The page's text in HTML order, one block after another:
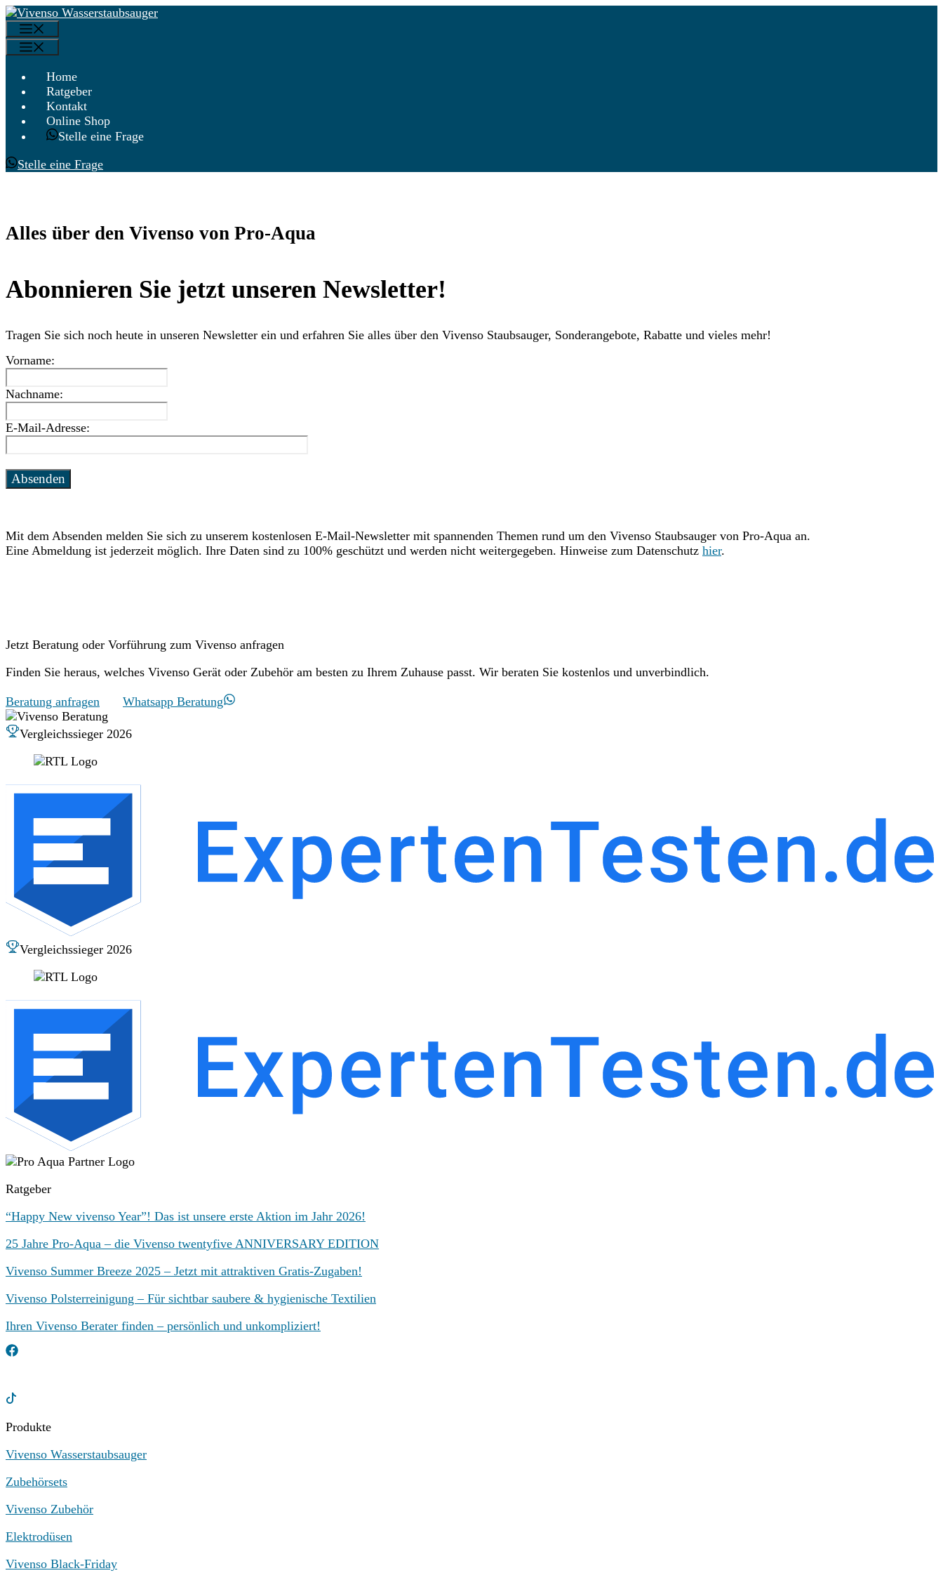
Zum
Inhalt
springen
Menü
Menü
Home
Ratgeber
Kontakt
Online Shop
Stelle eine Frage
Stelle eine Frage
Alles über den Vivenso von Pro-Aqua
Abonnieren Sie jetzt unseren Newsletter!
Tragen Sie sich noch heute in unseren Newsletter ein und erfahren Sie alles über den Vivenso Staubsauger, Sonderangebote, Rabatte und vieles mehr!
Vorname:
Nachname:
E-Mail-Adresse:
Mit dem Absenden melden Sie sich zu unserem kostenlosen E-Mail-Newsletter mit spannenden Themen rund um den Vivenso Staubsauger von Pro-Aqua an.
Eine Abmeldung ist jederzeit möglich. Ihre Daten sind zu 100% geschützt und werden nicht weitergegeben. Hinweise zum Datenschutz hier.
Jetzt Beratung oder Vorführung zum Vivenso anfragen
Finden Sie heraus, welches Vivenso Gerät oder Zubehör am besten zu Ihrem Zuhause passt. Wir beraten Sie kostenlos und unverbindlich.
Beratung anfragen Whatsapp Beratung
Vergleichssieger 2026
Vergleichssieger 2026
Ratgeber
“Happy New vivenso Year”! Das ist unsere erste Aktion im Jahr 2026!
25 Jahre Pro-Aqua – die Vivenso twentyfive ANNIVERSARY EDITION
Vivenso Summer Breeze 2025 – Jetzt mit attraktiven Gratis-Zugaben!
Vivenso Polsterreinigung – Für sichtbar saubere & hygienische Textilien
Ihren Vivenso Berater finden – persönlich und unkompliziert!
Produkte
Vivenso Wasserstaubsauger
Zubehörsets
Vivenso Zubehör
Elektrodüsen
Vivenso Black-Friday